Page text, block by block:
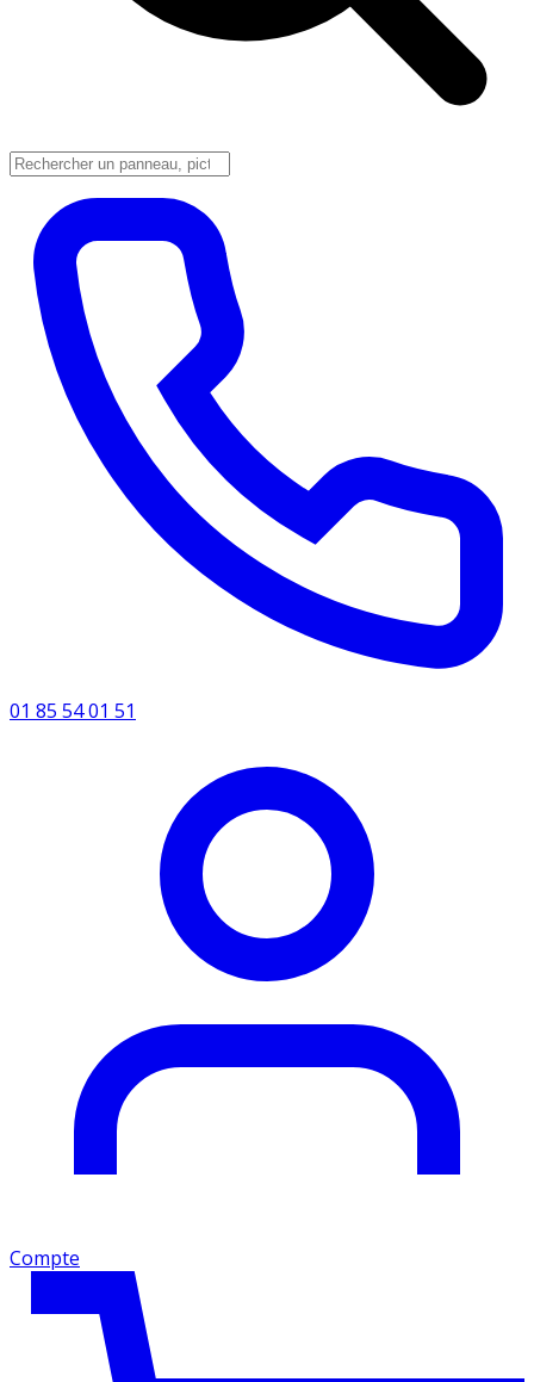
01 85 54 01 51
Compte